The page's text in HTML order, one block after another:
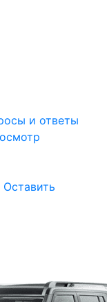
и ответы
Оставить